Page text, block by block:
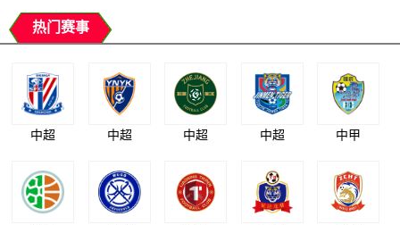
热门赛事
中超 中超 中超 中超 中甲